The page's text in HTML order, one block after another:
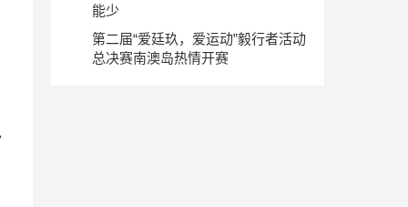
能少
第二届“爱廷玖，爱运动”毅行者活动
总决赛南澳岛热情开赛